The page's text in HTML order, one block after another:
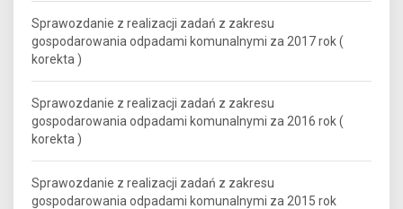
Sprawozdanie z realizacji zadań z zakresu
gospodarowania odpadami komunalnymi za 2017 rok (
korekta )
Sprawozdanie z realizacji zadań z zakresu
gospodarowania odpadami komunalnymi za 2016 rok (
korekta )
Sprawozdanie z realizacji zadań z zakresu
gospodarowania odpadami komunalnymi za 2015 rok